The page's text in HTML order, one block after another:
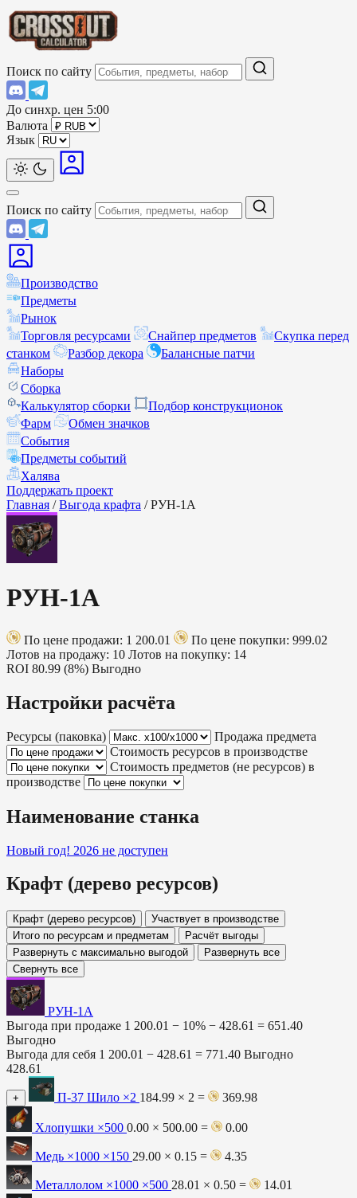
Поиск по сайту
До синхр. цен 5:00
Валюта
Язык
Поиск по сайту
Производство
Предметы
Рынок
Торговля ресурсами
Снайпер предметов
Скупка перед
станком
Разбор декора
Балансные патчи
Наборы
Сборка
Калькулятор сборки
Подбор конструкционок
Фарм
Обмен значков
События
Предметы событий
Халява
Поддержать проект
Главная / Выгода крафта / РУН-1А
РУН-1А
По цене продажи: 1 200.01
По цене покупки: 999.02
Лотов на продажу: 10 Лотов на покупку: 14
ROI 80.99 (8%) Выгодно
Настройки расчёта
Ресурсы (паковка)
Продажа предмета
Стоимость ресурсов в производстве
Стоимость предметов (не ресурсов) в
производстве
Наименование станка
Новый год! 2026 не доступен
Крафт (дерево ресурсов)
Крафт (дерево ресурсов)
Участвует в производстве
Итого по ресурсам и предметам
Расчёт выгоды
Развернуть с максимально выгодой
Развернуть все
Свернуть все
РУН-1А
Выгода при продаже 1 200.01 − 10% − 428.61 = 651.40
Выгодно
Выгода для себя 1 200.01 − 428.61 = 771.40 Выгодно
428.61
+ П-37 Шило ×2 184.99 × 2 = 369.98
Хлопушки ×500 0.00 × 500.00 = 0.00
Медь ×1000 ×150 29.00 × 0.15 = 4.35
Металлолом ×1000 ×500 28.01 × 0.50 = 14.01